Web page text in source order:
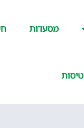
מסעדות
טיסות